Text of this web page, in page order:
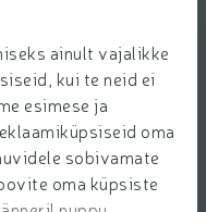
ainult vajalikke
kui te neid ei
esimese ja
oma
sobivamate
oma küpsiste